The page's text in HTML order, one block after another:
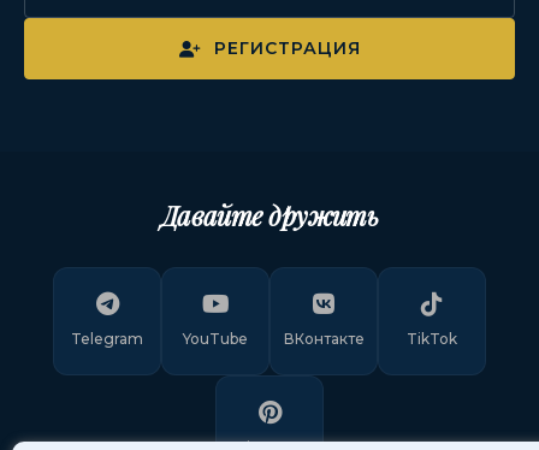
РЕГИСТРАЦИЯ
Давайте дружить
Telegram YouTube ВКонтакте TikTok